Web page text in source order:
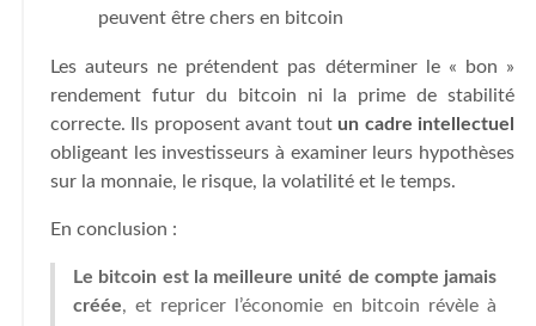
peuvent être chers en bitcoin
Les auteurs ne prétendent pas déterminer le « bon »
rendement futur du bitcoin ni la prime de stabilité
correcte. Ils proposent avant tout un cadre intellectuel
obligeant les investisseurs à examiner leurs hypothèses
sur la monnaie, le risque, la volatilité et le temps.
En conclusion :
Le bitcoin est la meilleure unité de compte jamais
créée, et repricer l’économie en bitcoin révèle à